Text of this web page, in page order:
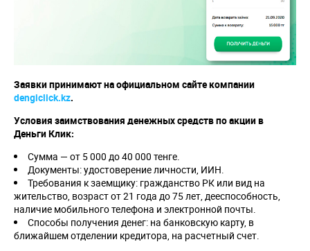
Заявки принимают на официальном сайте компании
dengiclick.kz.
Условия заимствования денежных средств по акции в
Деньги Клик:
Сумма — от 5 000 до 40 000 тенге.
Документы: удостоверение личности, ИИН.
Требования к заемщику: гражданство РК или вид на
жительство, возраст от 21 года до 75 лет, дееспособность,
наличие мобильного телефона и электронной почты.
Способы получения денег: на банковскую карту, в
ближайшем отделении кредитора, на расчетный счет.